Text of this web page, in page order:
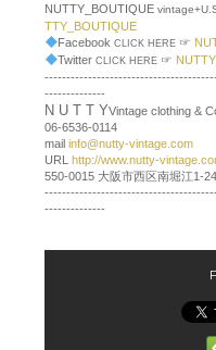
NUTTY_BOUTIQUE
TTY_BOUTIQUE
Facebook CLICK HERE ☞
Twitter CLICK HERE ☞
--------------
N U T T YVintage clothing &
06-6536-0114
mailinfo@nutty-vintage.com
URLhttp://www.nutty-
550-0015 大阪市西区南堀江1-
--------------